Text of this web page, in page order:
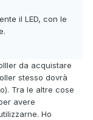
il LED, con le
da acquistare
stesso dovrà
Tra le altre cose
avere
Ho